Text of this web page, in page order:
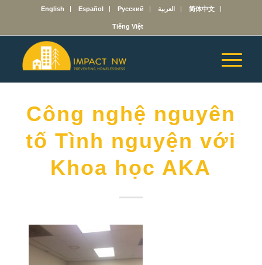
English Español Русский العربية 简体中文
Tiếng Việt
Công nghệ nguyên
tố Tình nguyện với
Khoa học AKA